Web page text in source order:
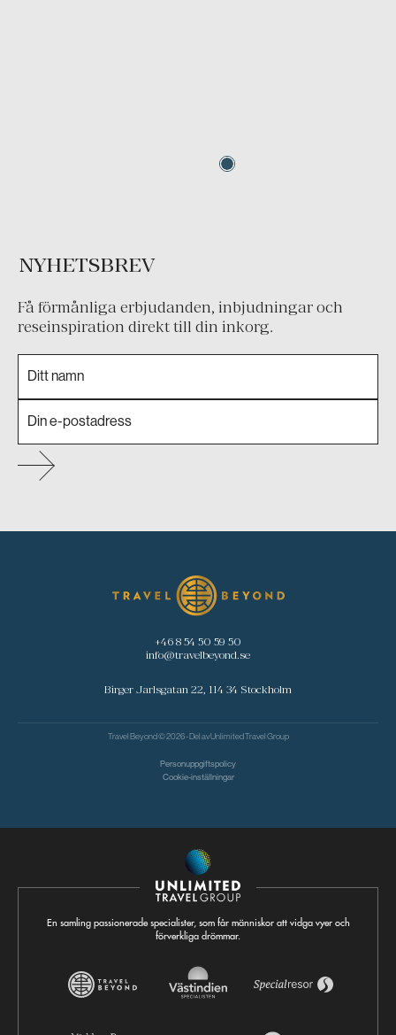
NYHETSBREV
Få förmånliga erbjudanden, inbjudningar och
reseinspiration direkt till din inkorg.
+46 8 54 50 59 50
info@travelbeyond.se
Birger Jarlsgatan 22, 114 34 Stockholm
Travel Beyond © 2026 - Del avUnlimited Travel Group
Personuppgiftspolicy
Cookie-inställningar
En samling passionerade specialister, som får människor att vidga vyer och
förverkliga drömmar.